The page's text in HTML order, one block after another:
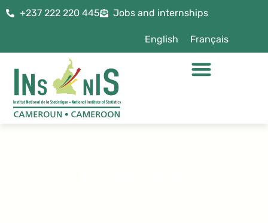
+237 222 220 445 Jobs and internships
English Français